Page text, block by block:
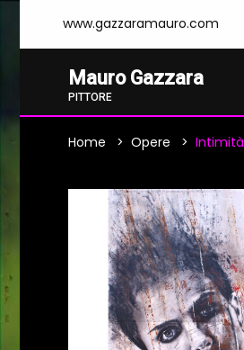
www.gazzaramauro.com
Mauro Gazzara
PITTORE
Home Opere Intimità